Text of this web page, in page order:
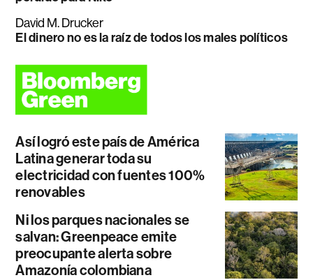
David M. Drucker
El dinero no es la raíz de todos los males políticos
Así logró este país de América
Latina generar toda su
electricidad con fuentes 100%
renovables
Ni los parques nacionales se
salvan: Greenpeace emite
preocupante alerta sobre
Amazonía colombiana